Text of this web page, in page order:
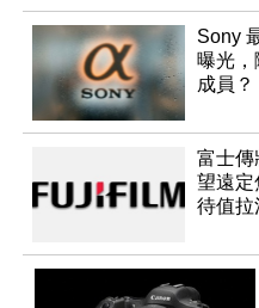
Sony
曝光，
成員？
富士傳
望遠定
待值拉